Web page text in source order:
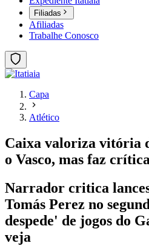
Filiadas
Afiliadas
Trabalhe Conosco
Capa
Atlético
Caixa valoriza vitória
o Vasco, mas faz
Narrador critica
Tomás Perez no
despede' de jogos do
veja